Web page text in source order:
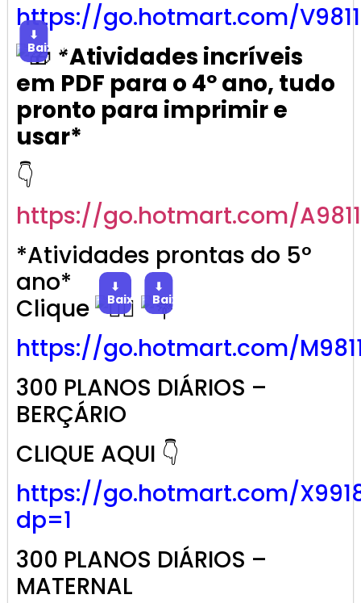
https://go.hotmart.com/
⬇
Baixar*Atividades incríveis
em PDF para o 4º ano, tudo
pronto para imprimir e
usar*
👇
https://go.hotmart.com/
*Atividades prontas do 5°
ano*
Clique
⬇
Baixar
⬇
Baixar
https://go.hotmart.com/
300 PLANOS DIÁRIOS –
BERÇÁRIO
CLIQUE AQUI 👇
https://go.hotmart.com/
dp=1
300 PLANOS DIÁRIOS –
MATERNAL